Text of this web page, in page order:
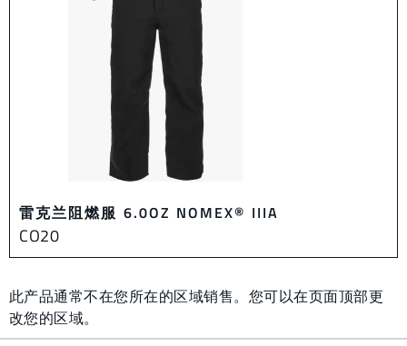
雷克兰阻燃服 6.0OZ NOMEX® IIIA
CO20
此产品通常不在您所在的区域销售。您可以在页面顶部更
改您的区域。